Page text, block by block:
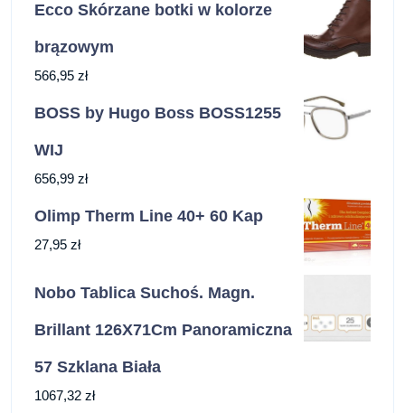
Ecco Skórzane botki w kolorze
brązowym
566,95 zł
BOSS by Hugo Boss BOSS1255
WIJ
656,99 zł
Olimp Therm Line 40+ 60 Kap
27,95 zł
Nobo Tablica Suchoś. Magn.
Brillant 126X71Cm Panoramiczna
57 Szklana Biała
1067,32 zł